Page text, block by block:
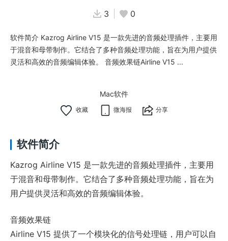
3 0
软件简介 Kazrog Airline V15 是一款先进的音频处理插件，主要用
于混音和母带制作。它结合了多种音频处理功能，旨在为用户提供
灵活和高效的音频编辑体验。 音频效果链Airline V15 ...
Mac软件
微海报 分享
软件简介
Kazrog Airline V15 是一款先进的音频处理插件，主要用
于混音和母带制作。它结合了多种音频处理功能，旨在为
用户提供灵活和高效的音频编辑体验。
音频效果链
Airline V15 提供了一个模块化的信号处理链，用户可以自